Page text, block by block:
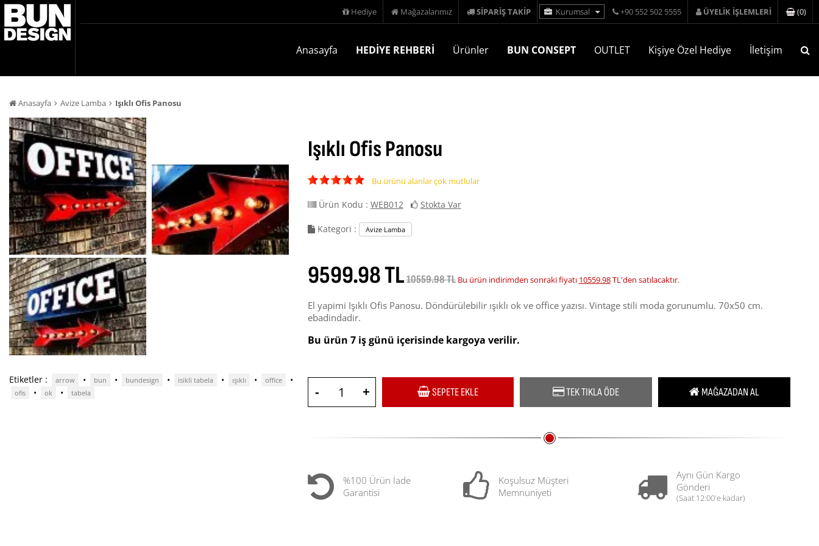
Hediye Mağazalarımız SİPARİŞ TAKİP Kurumsal +90 552 502 5555 ÜYELİK İŞLEMLERİ (0)
Anasayfa HEDİYE REHBERİ Ürünler BUN CONSEPT OUTLET Kişiye Özel Hediye İletişim
Anasayfa Avize Lamba Işıklı Ofis Panosu
Etiketler : arrow • bun • bundesign • isikli tabela • ışıklı • office •
ofis • ok • tabela
Işıklı Ofis Panosu
Bu ürünü alanlar çok mutlular
Ürün Kodu : WEB012 Stokta Var
Kategori : Avize Lamba
9599.98 TL10559.98 TL Bu ürün indirimden sonraki fiyatı 10559.98TL'den satılacaktır.
El yapimi Işıklı Ofis Panosu. Döndürülebilir ışıklı ok ve office yazısı. Vintage stili moda gorunumlu. 70x50 cm.
ebadindadir.
Bu ürün 7 iş günü içerisinde kargoya verilir.
- + SEPETE EKLE TEK TIKLA ÖDE MAĞAZADAN AL
%100 Ürün İade
Garantisi
Koşulsuz Müşteri
Memnuniyeti
Aynı Gün Kargo
Gönderi
(Saat 12:00'e kadar)